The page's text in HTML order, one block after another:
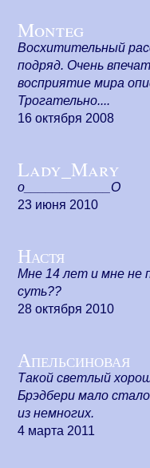
Monteg
Восхитительный
подряд. Очень
восприятие мира
Трогательно....
16 октября 2008
Lady_Mary
o____________O
23 июня 2010
Настя
Мне 14 лет и мне не
суть??
28 октября 2010
Апельсиновая
Такой светлый
Брэдбери мало
из немногих.
4 марта 2011